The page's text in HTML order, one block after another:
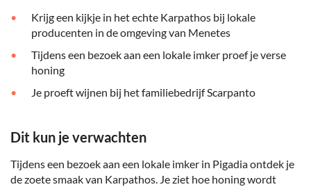
Krijg een kijkje in het echte Karpathos bij lokale
producenten in de omgeving van Menetes
Tijdens een bezoek aan een lokale imker proef je verse
honing
Je proeft wijnen bij het familiebedrijf Scarpanto
Dit kun je verwachten
Tijdens een bezoek aan een lokale imker in Pigadia ontdek je
de zoete smaak van Karpathos. Je ziet hoe honing wordt